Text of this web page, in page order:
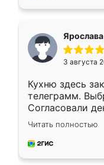
Ярослава
3 августа
Кухню здесь
телеграмм.
Согласовали
недели кухня
довольны
мебель за
Читать полностью